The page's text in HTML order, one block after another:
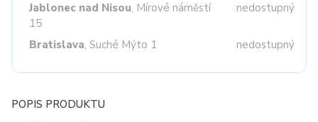
Jablonec nad Nisou, Mírové náměstí
15
nedostupný
Bratislava, Suché Mýto 1 nedostupný
POPIS PRODUKTU